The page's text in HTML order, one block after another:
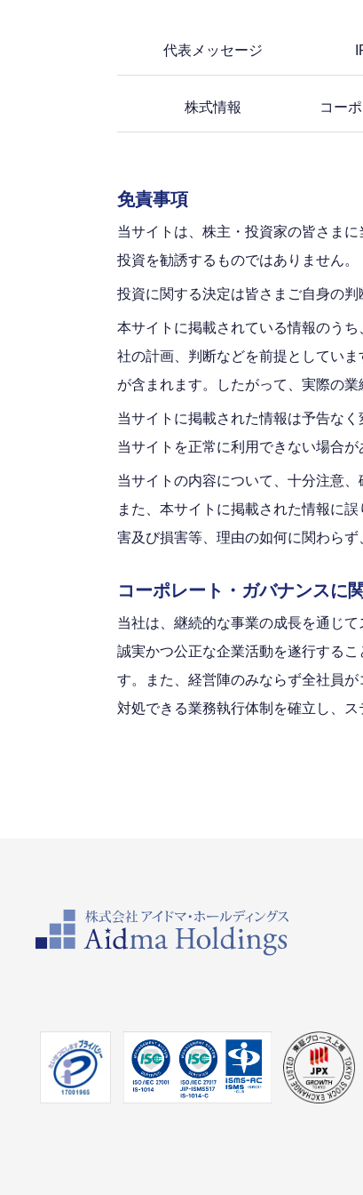
代表メッセージ
株式情報 コー
免責事項
当サイトは、株主・投資家の皆さま
投資を勧誘するものではありません。
投資に関する決定は皆さまご自身の判
本サイトに掲載されている情報のう
社の計画、判断などを前提としてい
が含まれます。したがって、実際の
当サイトに掲載された情報は予告な
当サイトを正常に利用できない場合が
当サイトの内容について、十分注意
また、本サイトに掲載された情報に
害及び損害等、理由の如何に関わら
コーポレート・ガバナンスに
当社は、継続的な事業の成長を通じ
誠実かつ公正な企業活動を遂行する
す。また、経営陣のみならず全社員
対処できる業務執行体制を確立し、